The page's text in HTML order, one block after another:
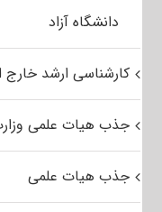
دانشگاه آزاد
کارشناسی ارشد خارج
جذب هیات علمی
جذب هیات علمی